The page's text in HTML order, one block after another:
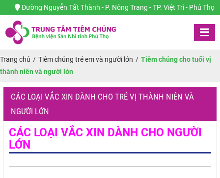
Đường Nguyễn Tất Thành - P. Nông Trang - TP. Việt Trì - Phú Thọ
Trang chủ / Tiêm chủng trẻ em và người lớn / Tiêm chủng cho tuổi vị
thành niên và người lớn
CÁC LOẠI VẮC XIN DÀNH CHO TRẺ VỊ THÀNH NIÊN VÀ
NGƯỜI LỚN
CÁC LOẠI VẮC XIN DÀNH CHO NGƯỜI
LỚN